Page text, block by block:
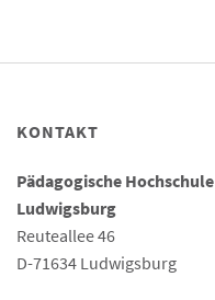
KONTAKT
Pädagogische Hochschule
Ludwigsburg
Reuteallee 46
D-71634 Ludwigsburg